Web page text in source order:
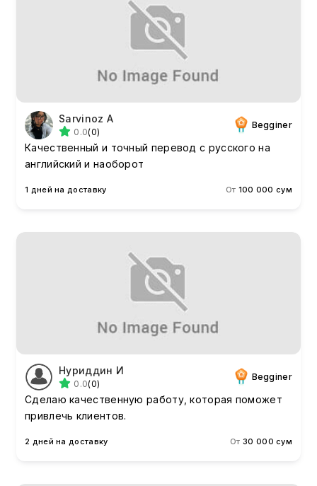
Sarvinoz A
0.0(0)
Begginer
Качественный и точный перевод с русского на
английский и наоборот
1 дней на доставку От 100 000 сум
Нуриддин И
0.0(0)
Begginer
Сделаю качественную работу, которая поможет
привлечь клиентов.
2 дней на доставку От 30 000 сум